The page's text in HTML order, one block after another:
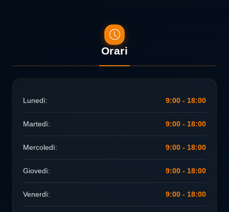
Orari
Lunedì: 9:00 - 18:00
Martedì: 9:00 - 18:00
Mercoledì: 9:00 - 18:00
Giovedì: 9:00 - 18:00
Venerdì: 9:00 - 18:00